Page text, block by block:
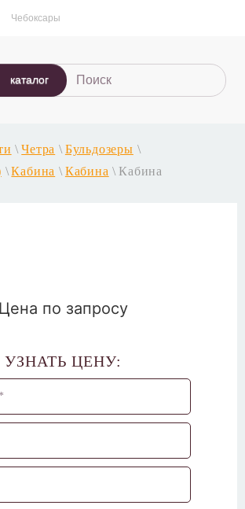
Чебоксары
каталог
\ Четра \ Бульдозеры \
\ Кабина \ Кабина \ Кабина
Цена по запросу
УЗНАТЬ ЦЕНУ: